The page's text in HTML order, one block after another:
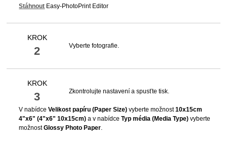
Stáhnout Easy-PhotoPrint Editor
KROK
2 Vyberte fotografie.
KROK
3 Zkontrolujte nastavení a spusťte tisk.
V nabídceVelikost papíru (Paper Size) vyberte možnost10x15cm
4"x6" (4"x6" 10x15cm) a v nabídceTyp média (Media Type) vyberte
možnostGlossy Photo Paper